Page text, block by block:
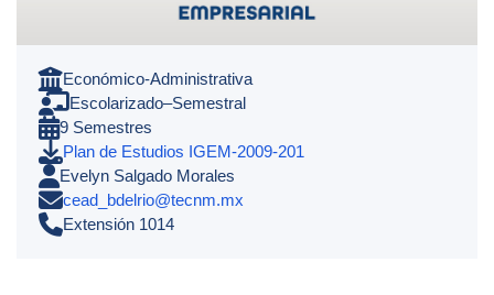
Económico-Administrativa
Escolarizado–Semestral
9 Semestres
Plan de Estudios IGEM-2009-201
Evelyn Salgado Morales
cead_bdelrio@tecnm.mx
Extensión 1014